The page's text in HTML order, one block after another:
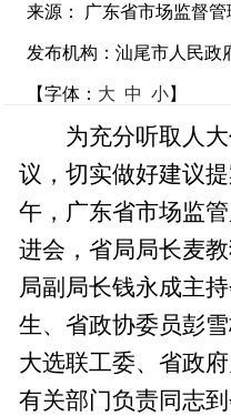
来源： 广东省市场监督管
发布机构：汕尾市人民政
【字体： 大 中 小】
为充分听取人大
议，切实做好建议
午，广东省市场监
进会，省局局长麦
局副局长钱永成主
生、省政协委员彭
大选联工委、省政
有关部门负责同志到